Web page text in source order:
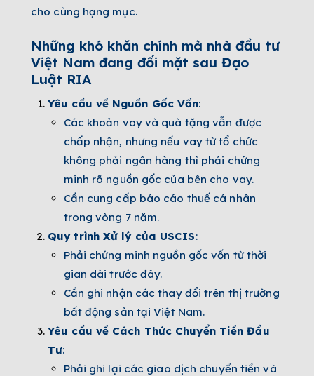
cho cùng hạng mục.
Những khó khăn chính mà nhà đầu tư
Việt Nam đang đối mặt sau Đạo
Luật RIA
Yêu cầu về Nguồn Gốc Vốn:
Các khoản vay và quà tặng vẫn được
chấp nhận, nhưng nếu vay từ tổ chức
không phải ngân hàng thì phải chứng
minh rõ nguồn gốc của bên cho vay.
Cần cung cấp báo cáo thuế cá nhân
trong vòng 7 năm.
Quy trình Xử lý của USCIS:
Phải chứng minh nguồn gốc vốn từ thời
gian dài trước đây.
Cần ghi nhận các thay đổi trên thị trường
bất động sản tại Việt Nam.
Yêu cầu về Cách Thức Chuyển Tiền Đầu
Tư:
Phải ghi lại các giao dịch chuyển tiền và